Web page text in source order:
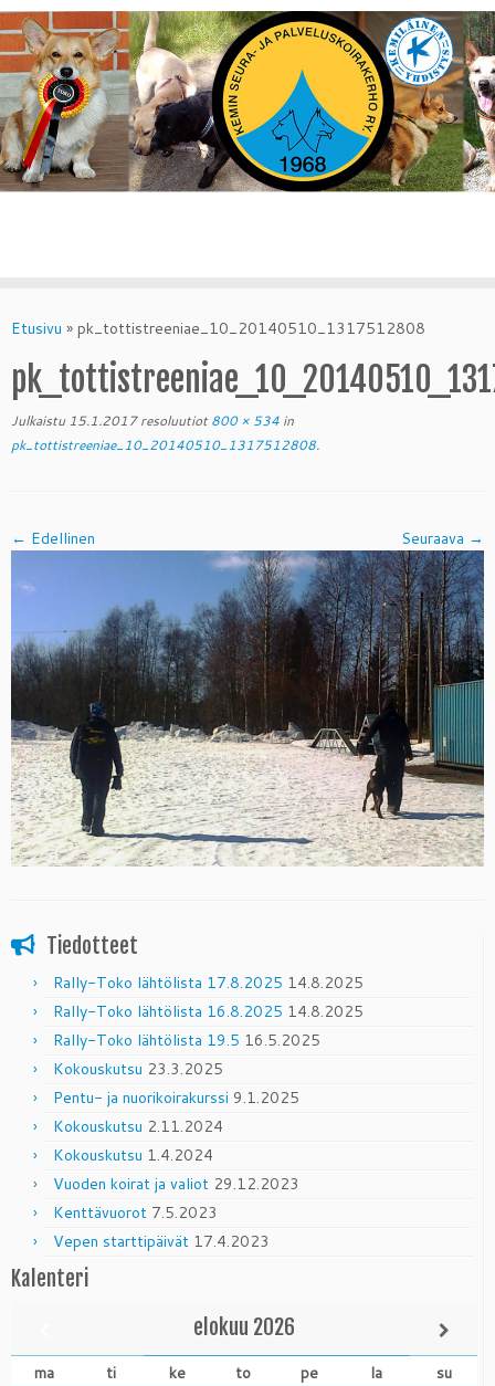
toEtusivu » pk_tottistreeniae_10_20140510_1317512808
Julkaistu 15.1.2017resoluutiot800 × 534 in
pk_tottistreeniae_10_20140510_1317512808.
← Edellinen Seuraava →
Tiedotteet
Rally-Toko lähtölista 17.8.2025 14.8.2025
Rally-Toko lähtölista 16.8.2025 14.8.2025
Rally-Toko lähtölista 19.5 16.5.2025
Kokouskutsu 23.3.2025
Pentu- ja nuorikoirakurssi 9.1.2025
Kokouskutsu 2.11.2024
Kokouskutsu 1.4.2024
Vuoden koirat ja valiot 29.12.2023
Kenttävuorot 7.5.2023
Vepen starttipäivät 17.4.2023
Kalenteri
elokuu 2026
ma ti ke to pe la
su